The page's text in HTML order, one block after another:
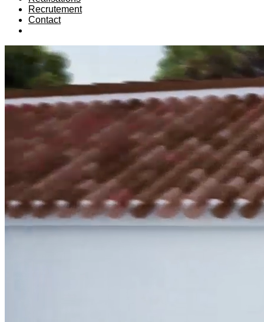
Recrutement
Contact